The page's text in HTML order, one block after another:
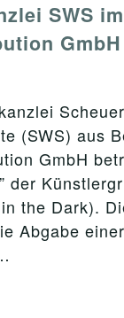
SWS
GmbH
(SWS) aus
GmbH
der
the Dark).
Abgabe